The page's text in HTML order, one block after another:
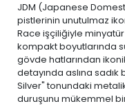
JDM (Japanese
pistlerinin unutulmaz
Race işçiliğiyle
kompakt boyutlarında
gövde hatlarından
detayında aslına
Silver" tonundaki
duruşunu mükemmel